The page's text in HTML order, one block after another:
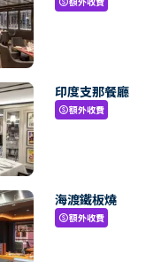
印度支那餐廳
paid額外收費
海渡鐵板燒
paid額外收費